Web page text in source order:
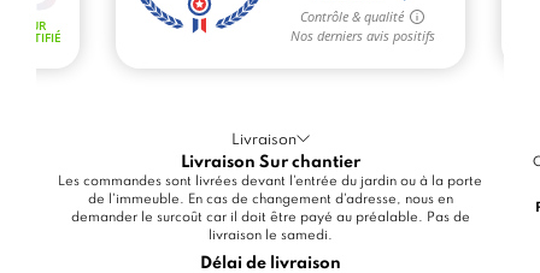
Livraison
Livraison Sur chantier
Les commandes sont livrées devant l'entrée du jardin ou à la porte
de l'immeuble. En cas de changement d'adresse, nous en
demander le surcoût car il doit être payé au préalable. Pas de
livraison le samedi.
Délai de livraison